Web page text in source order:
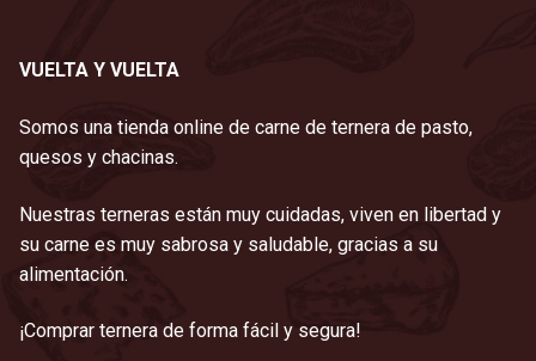
VUELTA Y VUELTA
Somos una tienda online de carne de ternera de pasto,
quesos y chacinas.
Nuestras terneras están muy cuidadas, viven en libertad y
su carne es muy sabrosa y saludable, gracias a su
alimentación.
¡Comprar ternera de forma fácil y segura!